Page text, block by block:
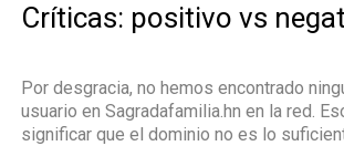
Críticas: positivo vs
Por desgracia, no hemos encontrado
usuario en Sagradafamilia.hn en la red.
significar que el dominio no es lo